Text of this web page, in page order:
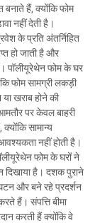
हैं, क्योंकि फोम
नहीं देती है।
के प्रति अंतर्निहित
हो जाती है और
पॉलीयूरेथेन फोम के घर
फोम सामग्री लकड़ी
खराब होने की
पर केवल बाहरी
सामान्य
नहीं होती है।
फोम के घरों ने
दिखाया है। दशक पुराने
और बने रहे प्रदर्शन
हैं। संपत्ति बीमा
करती हैं क्योंकि वे